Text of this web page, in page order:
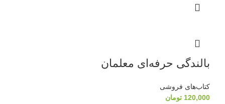
بالندگی حرفه‌ای معلمان
کتاب‌های فروشی
120,000 تومان